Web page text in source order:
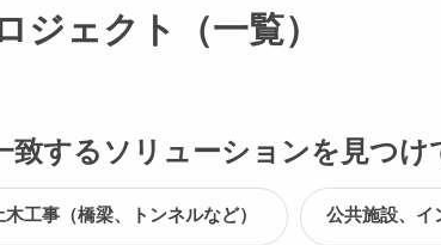
ジェクト（一覧）
致するソリューションを見つけ
木工事（橋梁、トンネルなど） 公共施設、イ